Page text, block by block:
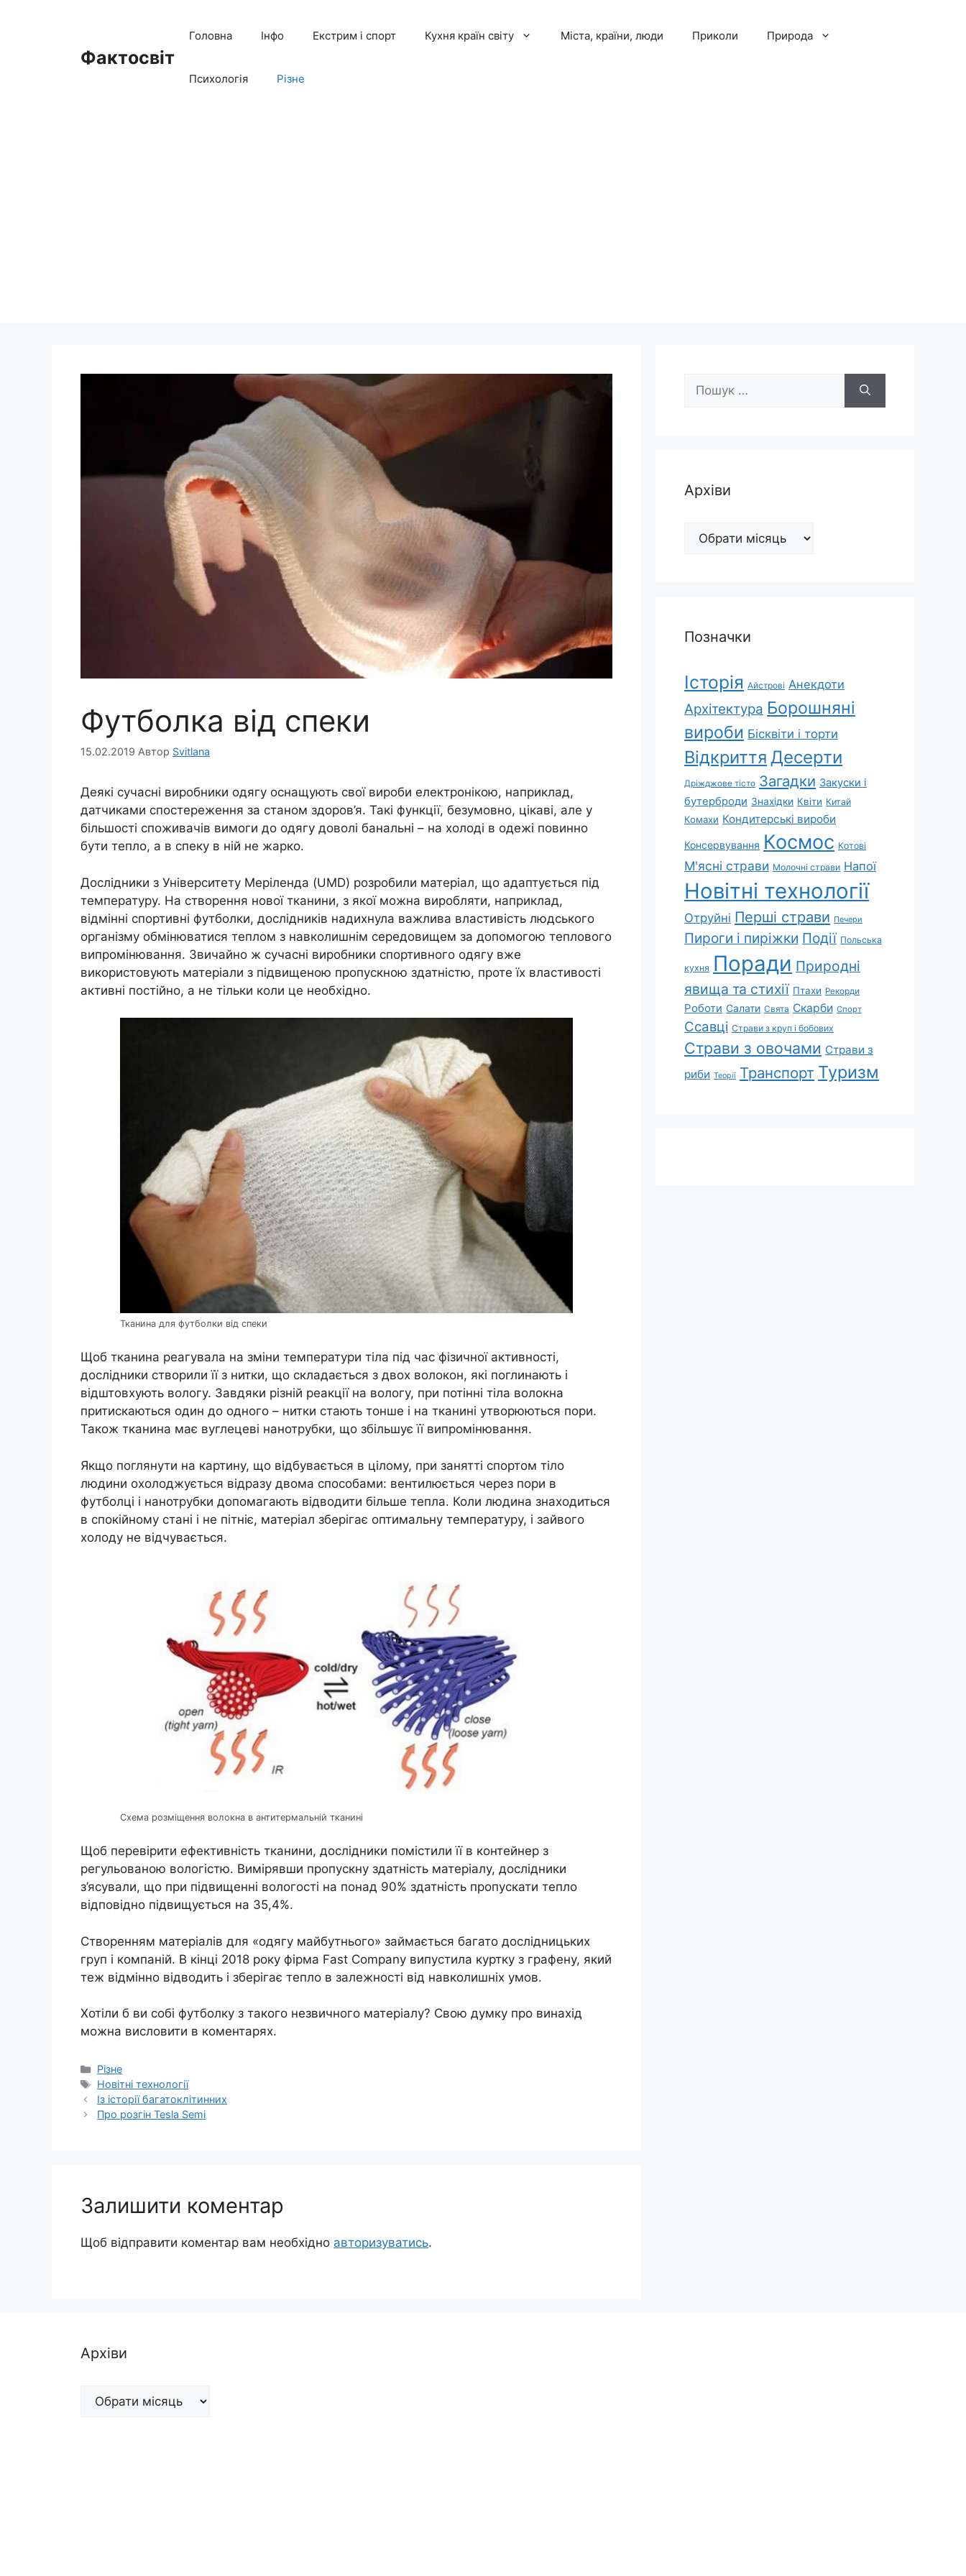
Фактосвіт
Головна Інфо Екстрим і спорт Кухня країн світу Міста, країни, люди Приколи Природа
Психологія Різне
Футболка від спеки
15.02.2019 Автор Svitlana
Деякі сучасні виробники одягу оснащують свої вироби електронікою, наприклад,
датчиками спостереження за станом здоров’я. Такі функції, безумовно, цікаві, але у
більшості споживачів вимоги до одягу доволі банальні – на холоді в одежі повинно
бути тепло, а в спеку в ній не жарко.
Дослідники з Університету Меріленда (UMD) розробили матеріал, що адаптується під
температуру. На створення нової тканини, з якої можна виробляти, наприклад,
відмінні спортивні футболки, дослідників надихнула важлива властивість людського
організму обмінюватися теплом з навколишнім середовищем за допомогою теплового
випромінювання. Звичайно ж сучасні виробники спортивного одягу вже
використовують матеріали з підвищеною пропускною здатністю, проте їх властивості
активні постійно, а не тільки коли це необхідно.
Тканина для футболки від спеки
Щоб тканина реагувала на зміни температури тіла під час фізичної активності,
дослідники створили її з нитки, що складається з двох волокон, які поглинають і
відштовхують вологу. Завдяки різній реакції на вологу, при потінні тіла волокна
притискаються один до одного – нитки стають тонше і на тканині утворюються пори.
Також тканина має вуглецеві нанотрубки, що збільшує її випромінювання.
Якщо поглянути на картину, що відбувається в цілому, при занятті спортом тіло
людини охолоджується відразу двома способами: вентилюється через пори в
футболці і нанотрубки допомагають відводити більше тепла. Коли людина знаходиться
в спокійному стані і не пітніє, матеріал зберігає оптимальну температуру, і зайвого
холоду не відчувається.
Схема розміщення волокна в антитермальній тканині
Щоб перевірити ефективність тканини, дослідники помістили її в контейнер з
регульованою вологістю. Вимірявши пропускну здатність матеріалу, дослідники
з’ясували, що при підвищенні вологості на понад 90% здатність пропускати тепло
відповідно підвищується на 35,4%.
Створенням матеріалів для «одягу майбутнього» займається багато дослідницьких
груп і компаній. В кінці 2018 року фірма Fast Company випустила куртку з графену, який
теж відмінно відводить і зберігає тепло в залежності від навколишніх умов.
Хотіли б ви собі футболку з такого незвичного матеріалу? Свою думку про винахід
можна висловити в коментарях.
Категорії
Різне
Позначки
Новітні технології
Із історії багатоклітинних
Про розгін Tesla Semi
Залишити коментар
Щоб відправити коментар вам необхідно авторизуватись.
Пошук:
Архіви
Архіви
Позначки
Історія Айстрові Анекдоти
Архітектура Борошняні
вироби Бісквіти і торти
Відкриття Десерти
Дріжджове тісто Загадки Закуски і
бутерброди Знахідки Квіти Китай
Комахи Кондитерські вироби
Консервування Космос Котові
М'ясні страви Молочні страви Напої
Новітні технології
Отруйні Перші страви Печери
Пироги і пиріжки Події Польська
кухня Поради Природні
явища та стихії Птахи Рекорди
Роботи Салати Свята Скарби Спорт
Ссавці Страви з круп і бобових
Страви з овочами Страви з
риби Теорії Транспорт Туризм
Архіви
Архіви